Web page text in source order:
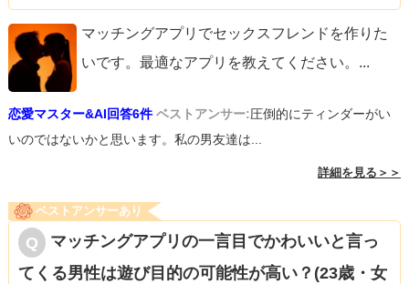
マッチングアプリでセックスフレンドを作りた
いです。最適なアプリを教えてください。 ...
恋愛マスター&AI回答6件 ベストアンサー:圧倒的にティンダーがい
いのではないかと思います。私の男友達は...
詳細を見る＞＞
ベストアンサーあり
マッチングアプリの一言目でかわいいと言っ
てくる男性は遊び目的の可能性が高い？(23歳・女